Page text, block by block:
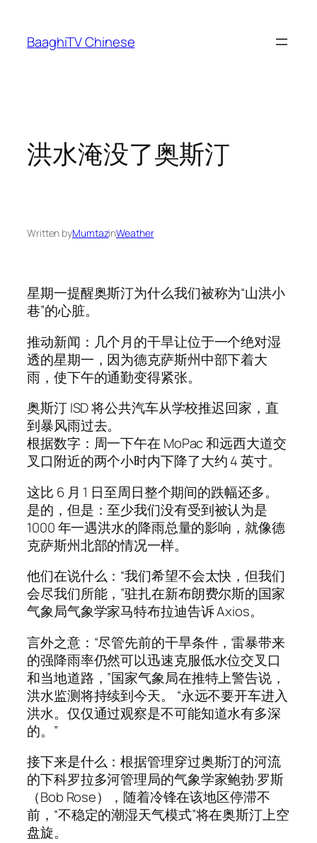
content
BaaghiTV Chinese
洪水淹没了奥斯汀
Written byMumtazinWeather
星期一提醒奥斯汀为什么我们被称为“山洪小
巷”的心脏。
推动新闻：几个月的干旱让位于一个绝对湿
透的星期一，因为德克萨斯州中部下着大
雨，使下午的通勤变得紧张。
奥斯汀 ISD 将公共汽车从学校推迟回家，直
到暴风雨过去。
根据数字：周一下午在 MoPac 和远西大道交
叉口附近的两个小时内下降了大约 4 英寸。
这比 6 月 1 日至周日整个期间的跌幅还多。
是的，但是：至少我们没有受到被认为是
1000 年一遇洪水的降雨总量的影响，就像德
克萨斯州北部的情况一样。
他们在说什么：“我们希望不会太快，但我们
会尽我们所能，”驻扎在新布朗费尔斯的国家
气象局气象学家马特布拉迪告诉 Axios。
言外之意：“尽管先前的干旱条件，雷暴带来
的强降雨率仍然可以迅速克服低水位交叉口
和当地道路，”国家气象局在推特上警告说，
洪水监测将持续到今天。 “永远不要开车进入
洪水。仅仅通过观察是不可能知道水有多深
的。”
接下来是什么：根据管理穿过奥斯汀的河流
的下科罗拉多河管理局的气象学家鲍勃·罗斯
（Bob Rose），随着冷锋在该地区停滞不
前，“不稳定的潮湿天气模式”将在奥斯汀上空
盘旋。